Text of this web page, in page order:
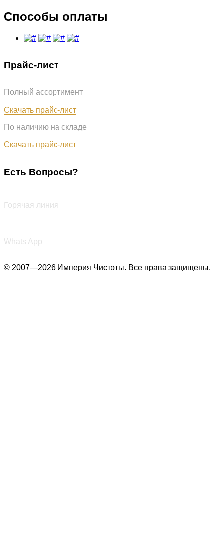
Способы оплаты
Прайс-лист
Полный ассортимент
Скачать прайс-лист
По наличию на складе
Скачать прайс-лист
Есть Вопросы?
Горячая линия
Whats App
© 2007—2026 Империя Чистоты. Все права защищены.